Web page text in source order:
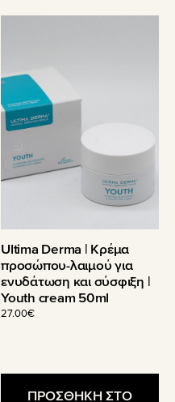
Ultima Derma | Κρέμα
προσώπου-λαιμού για
ενυδάτωση και σύσφιξη |
Youth cream 50ml
27.00€
ΠΡΟΣΘΗΚΗ ΣΤΟ